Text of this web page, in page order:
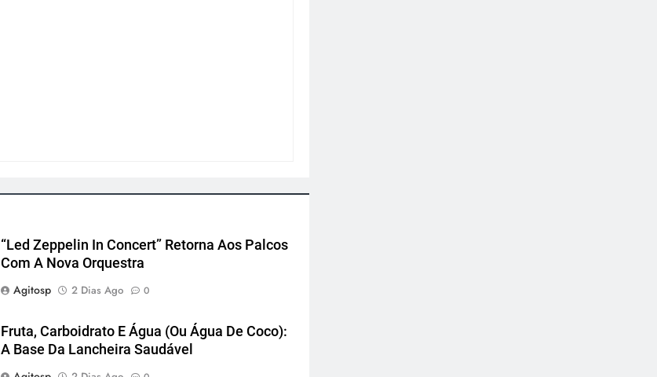
“Led Zeppelin In Concert” Retorna Aos Palcos
Com A Nova Orquestra
Agitosp
2 Dias Ago 0
Fruta, Carboidrato E Água (ou Água De Coco):
A Base Da Lancheira Saudável